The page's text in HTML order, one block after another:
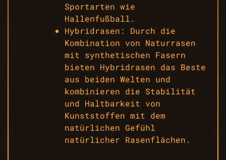
Sportarten wie
Hallenfußball.
Hybridrasen: Durch die
Kombination von Naturrasen
mit synthetischen Fasern
bieten Hybridrasen das Beste
aus beiden Welten und
kombinieren die Stabilität
und Haltbarkeit von
Kunststoffen mit dem
natürlichen Gefühl
natürlicher Rasenflächen.